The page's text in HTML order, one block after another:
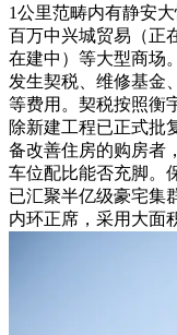
1公里范畴内有静安
百万中兴城贸易（正
在建中）等大型商场
发生契税、维修基金
等费用。契税按照衡
除新建工程已正式批
备改善住房的购房者
车位配比能否充脚。
已汇聚半亿级豪宅集
内环正席，采用大面